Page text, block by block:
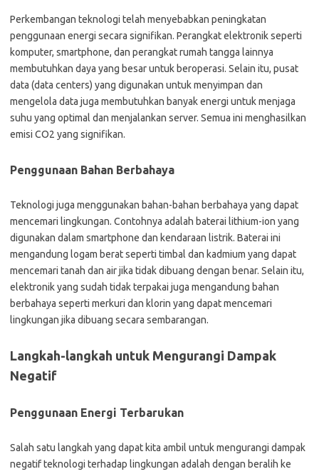
Perkembangan teknologi telah menyebabkan peningkatan
penggunaan energi secara signifikan. Perangkat elektronik seperti
komputer, smartphone, dan perangkat rumah tangga lainnya
membutuhkan daya yang besar untuk beroperasi. Selain itu, pusat
data (data centers) yang digunakan untuk menyimpan dan
mengelola data juga membutuhkan banyak energi untuk menjaga
suhu yang optimal dan menjalankan server. Semua ini menghasilkan
emisi CO2 yang signifikan.
Penggunaan Bahan Berbahaya
Teknologi juga menggunakan bahan-bahan berbahaya yang dapat
mencemari lingkungan. Contohnya adalah baterai lithium-ion yang
digunakan dalam smartphone dan kendaraan listrik. Baterai ini
mengandung logam berat seperti timbal dan kadmium yang dapat
mencemari tanah dan air jika tidak dibuang dengan benar. Selain itu,
elektronik yang sudah tidak terpakai juga mengandung bahan
berbahaya seperti merkuri dan klorin yang dapat mencemari
lingkungan jika dibuang secara sembarangan.
Langkah-langkah untuk Mengurangi Dampak
Negatif
Penggunaan Energi Terbarukan
Salah satu langkah yang dapat kita ambil untuk mengurangi dampak
negatif teknologi terhadap lingkungan adalah dengan beralih ke